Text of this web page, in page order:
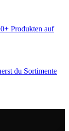
Produkten auf
du Sortimente